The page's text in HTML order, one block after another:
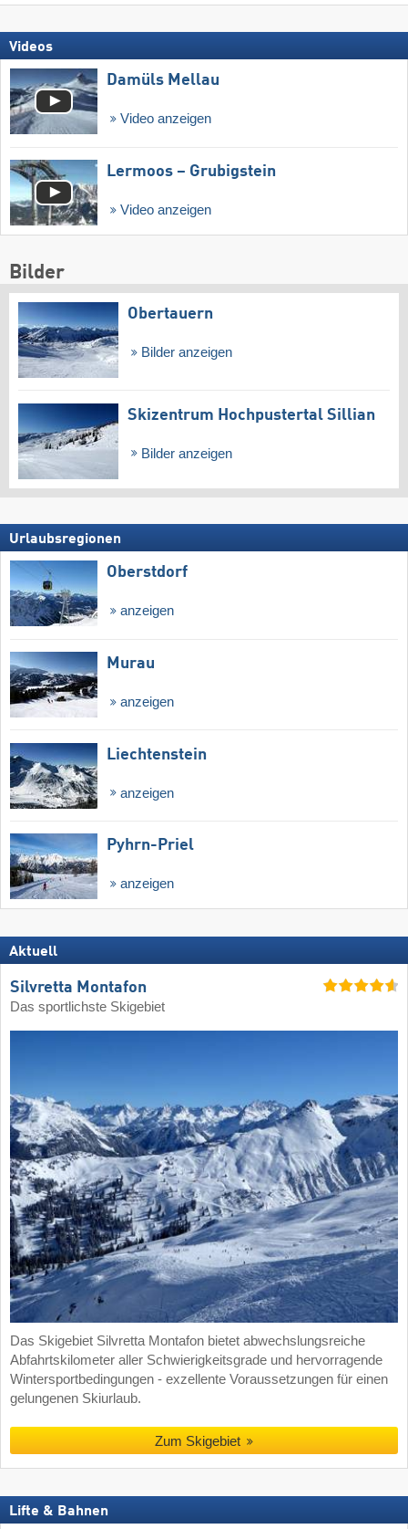
Videos
Damüls Mellau
Video anzeigen
Lermoos – Grubigstein
Video anzeigen
Bilder
Obertauern
Bilder anzeigen
Skizentrum Hochpustertal Sillian
Bilder anzeigen
Urlaubsregionen
Oberstdorf
anzeigen
Murau
anzeigen
Liechtenstein
anzeigen
Pyhrn-Priel
anzeigen
Aktuell
Silvretta Montafon
Das sportlichste Skigebiet
Das Skigebiet Silvretta Montafon bietet abwechslungsreiche
Abfahrtskilometer aller Schwierigkeitsgrade und hervorragende
Wintersportbedingungen - exzellente Voraussetzungen für einen
gelungenen Skiurlaub.
Zum Skigebiet
Lifte & Bahnen